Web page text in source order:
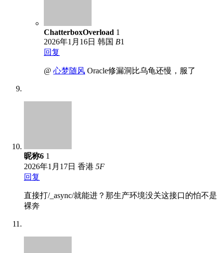
ChatterboxOverload 1
2026年1月16日 韩国 B1
回复
@ 心梦随风 Oracle修漏洞比乌龟还慢，服了
昵称6 1
2026年1月17日 香港 5F
回复
直接打/_async/就能进？那生产环境没关这接口的怕不是
裸奔